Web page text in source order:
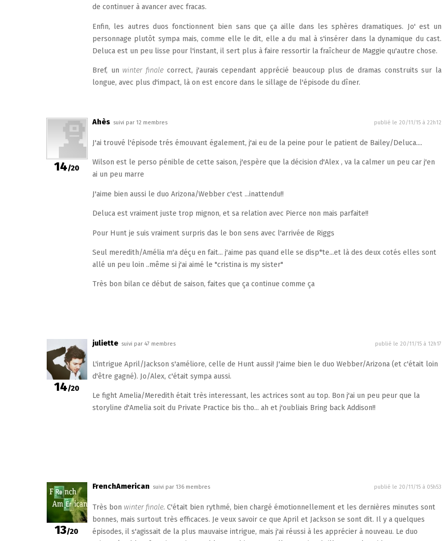
de continuer à avancer avec fracas.
Enfin, les autres duos fonctionnent bien sans que ça aille dans les sphères dramatiques. Jo' est un
personnage plutôt sympa mais, comme elle le dit, elle a du mal à s'insérer dans la dynamique du cast.
Deluca est un peu lisse pour l'instant, il sert plus à faire ressortir la fraîcheur de Maggie qu'autre chose.
Bref, un winter finale correct, j'aurais cependant apprécié beaucoup plus de dramas construits sur la
longue, avec plus d'impact, là on est encore dans le sillage de l'épisode du dîner.
14/20
Ahès suivi par 12 membres publié le 20/11/15 à 22h12
J'ai trouvé l'épisode trés émouvant également, j'ai eu de la peine pour le patient de Bailey/Deluca....
Wilson est le perso pénible de cette saison, j'espère que la décision d'Alex , va la calmer un peu car j'en
ai un peu marre
J'aime bien aussi le duo Arizona/Webber c'est ...inattendu!!
Deluca est vraiment juste trop mignon, et sa relation avec Pierce non mais parfaite!!
Pour Hunt je suis vraiment surpris das le bon sens avec l'arrivée de Riggs
Seul meredith/Amélia m'a déçu en fait... j'aime pas quand elle se disp*te...et là des deux cotés elles sont
allé un peu loin ..même si j'ai aimé le "cristina is my sister"
Très bon bilan ce début de saison, faites que ça continue comme ça
14/20
juliette suivi par 47 membres publié le 20/11/15 à 12h17
L'intrigue April/Jackson s'améliore, celle de Hunt aussi! J'aime bien le duo Webber/Arizona (et c'était loin
d'être gagné). Jo/Alex, c'était sympa aussi.
Le fight Amelia/Meredith était très interessant, les actrices sont au top. Bon j'ai un peu peur que la
storyline d'Amelia soit du Private Practice bis tho... ah et j'oubliais Bring back Addison!!
13/20
FrenchAmerican suivi par 136 membres publié le 20/11/15 à 05h53
Très bon winter finale. C'était bien rythmé, bien chargé émotionnellement et les dernières minutes sont
bonnes, mais surtout très efficaces. Je veux savoir ce que April et Jackson se sont dit. Il y a quelques
épisodes, il s'agissait de la plus mauvaise intrigue, mais j'ai réussi à les apprécier à nouveau. Le duo